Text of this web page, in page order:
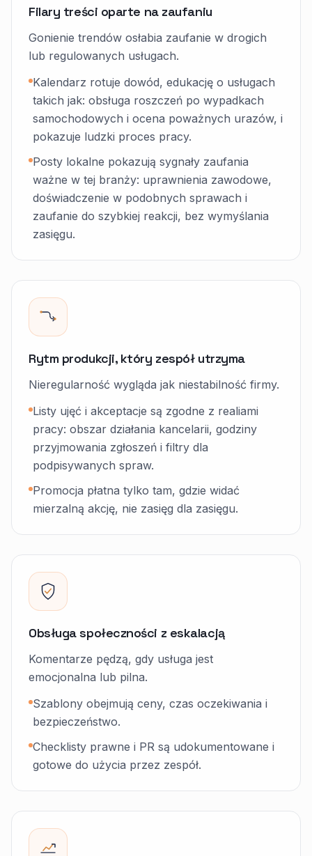
Filary treści oparte na zaufaniu
Gonienie trendów osłabia zaufanie w drogich
lub regulowanych usługach.
Kalendarz rotuje dowód, edukację o usługach
takich jak: obsługa roszczeń po wypadkach
samochodowych i ocena poważnych urazów, i
pokazuje ludzki proces pracy.
Posty lokalne pokazują sygnały zaufania
ważne w tej branży: uprawnienia zawodowe,
doświadczenie w podobnych sprawach i
zaufanie do szybkiej reakcji, bez wymyślania
zasięgu.
Rytm produkcji, który zespół utrzyma
Nieregularność wygląda jak niestabilność firmy.
Listy ujęć i akceptacje są zgodne z realiami
pracy: obszar działania kancelarii, godziny
przyjmowania zgłoszeń i filtry dla
podpisywanych spraw.
Promocja płatna tylko tam, gdzie widać
mierzalną akcję, nie zasięg dla zasięgu.
Obsługa społeczności z eskalacją
Komentarze pędzą, gdy usługa jest
emocjonalna lub pilna.
Szablony obejmują ceny, czas oczekiwania i
bezpieczeństwo.
Checklisty prawne i PR są udokumentowane i
gotowe do użycia przez zespół.